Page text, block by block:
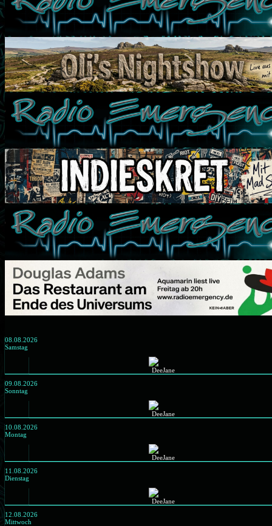
08.08.2026
Samstag
09.08.2026
Sonntag
10.08.2026
Montag
11.08.2026
Dienstag
12.08.2026
Mittwoch